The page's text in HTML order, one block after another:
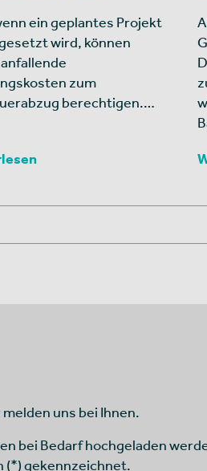
ein geplantes Projekt
wird, können
zum
berechtigen.…
uns bei Ihnen.
bei Bedarf hochgeladen
(*) gekennzeichnet.